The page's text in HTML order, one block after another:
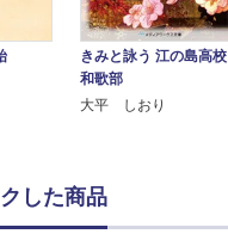
きみと詠う 江の島高校
和歌部
大平 しおり
した商品